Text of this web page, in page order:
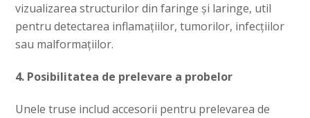
vizualizarea structurilor din faringe și laringe, util
pentru detectarea inflamațiilor, tumorilor, infecțiilor
sau malformațiilor.
4. Posibilitatea de prelevare a probelor
Unele truse includ accesorii pentru prelevarea de